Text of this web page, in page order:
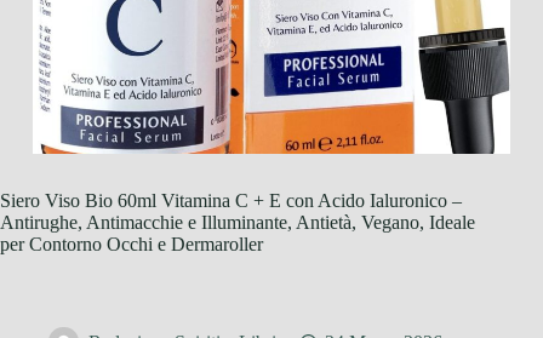
Siero Viso Bio 60ml Vitamina C + E con Acido Ialuronico –
Antirughe, Antimacchie e Illuminante, Antietà, Vegano, Ideale
per Contorno Occhi e Dermaroller